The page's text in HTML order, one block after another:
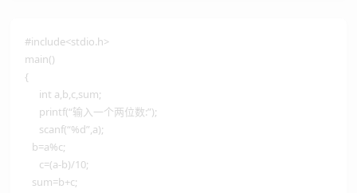
#include<stdio.h>
main()
{
int a,b,c,sum;
printf(“输入一个两位数:”);
scanf(“%d”,a);
b=a%c;
c=(a-b)/10;
sum=b+c;